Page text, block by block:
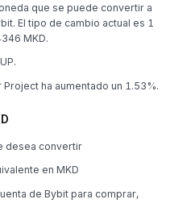
que se puede convertir a
El tipo de cambio actual es 1
MKD.
ha aumentado un 1.53%.
desea convertir
en MKD
de Bybit para comprar,